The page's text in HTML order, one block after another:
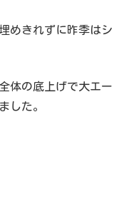
めきれずに昨季はシ
体の底上げで大エー
した。